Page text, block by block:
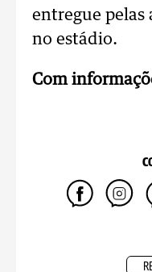
entregue pelas
no estádio.
Com